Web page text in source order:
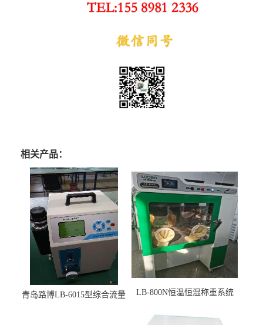
相关产品：
青岛路博LB-6015型综合流量
LB-800N恒温恒湿称重系统